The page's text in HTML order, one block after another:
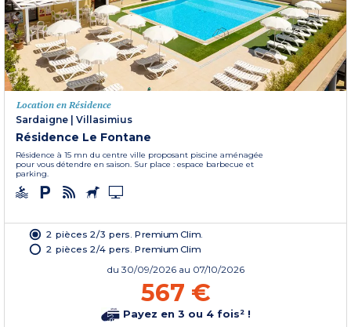
Location en Résidence
Sardaigne
Villasimius
Résidence Le Fontane
Résidence à 15 mn du centre ville proposant piscine aménagée
pour vous détendre en saison. Sur place : espace barbecue et
parking.
2 pièces 2/3 pers. Premium Clim.
2 pièces 2/4 pers. Premium Clim
du 30/09/2026 au 07/10/2026
567 €
Payez en 3 ou 4 fois² !